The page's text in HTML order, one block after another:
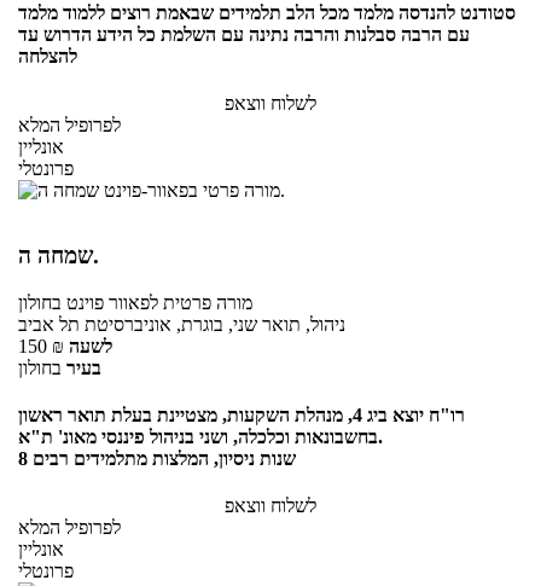
סטודנט להנדסה מלמד מכל הלב תלמידים שבאמת רוצים ללמוד מלמד
עם הרבה סבלנות והרבה נתינה עם השלמת כל הידע הדרוש עד
להצלחה
לשלוח ווצאפ
לפרופיל המלא
אונליין
פרונטלי
שמחה ה.
מורה פרטית לפאוור פוינט בחולון
ניהול, תואר שני, בוגרת, אוניברסיטת תל אביב
150 ₪ לשעה
בעיר בחולון
רו"ח יוצא ביג 4, מנהלת השקעות, מצטיינת בעלת תואר ראשון
בחשבונאות וכלכלה, ושני בניהול פיננסי מאונ' ת"א.
8 שנות ניסיון, המלצות מתלמידים רבים
לשלוח ווצאפ
לפרופיל המלא
אונליין
פרונטלי